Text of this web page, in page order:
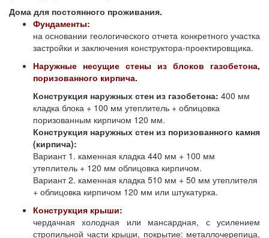
Дома для постоянного проживания.
Фундаменты:
на основании геологического отчета конкретного участка
застройки и заключения конструктора-проектировщика.
Наружные несущие стены из блоков газобетона,
поризованного кирпича.
Конструкция наружных стен из газобетона: 400 мм
кладка блока + 100 мм утеплитель + облицовка
поризованным кирпичом 120 мм.
Конструкция наружных стен из поризованного камня
(кирпича):
Вариант 1. каменная кладка 440 мм + 100 мм
утеплитель + 120 мм облицовка кирпичом.
Вариант 2. каменная кладка 510 мм + 50 мм утеплителя
+ облицовка кирпичом 120 мм или штукатурка.
Конструкция крыши:
чердачная холодная или мансардная, с усилением
стропильной части крыши, покрытие: металлочерепица,